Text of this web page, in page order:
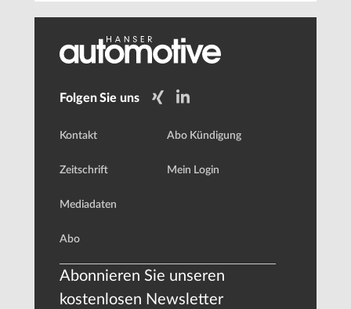
Folgen Sie uns
Kontakt
Zeitschrift
Mediadaten
Abo
Abo Kündigung
Mein Login
Abonnieren Sie unseren
kostenlosen Newsletter